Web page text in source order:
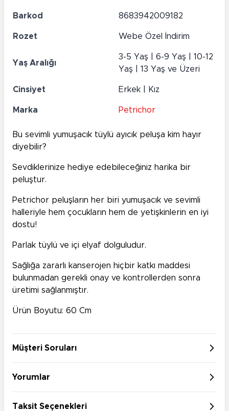
Barkod 8683942009182
Rozet Webe Özel İndirim
Yaş Aralığı
3-5 Yaş | 6-9 Yaş | 10-12
Yaş | 13 Yaş ve Üzeri
Cinsiyet Erkek | Kız
Marka Petrichor
Bu sevimli yumuşacık tüylü ayıcık peluşa kim hayır
diyebilir?
Sevdiklerinize hediye edebileceğiniz harika bir
peluştur.
Petrichor peluşların her biri yumuşacık ve sevimli
halleriyle hem çocukların hem de yetişkinlerin en iyi
dostu!
Parlak tüylü ve içi elyaf dolguludur.
Sağlığa zararlı kanserojen hiçbir katkı maddesi
bulunmadan gerekli onay ve kontrollerden sonra
üretimi sağlanmıştır.
Ürün Boyutu: 60 Cm
Müşteri Soruları
Yorumlar
Taksit Seçenekleri